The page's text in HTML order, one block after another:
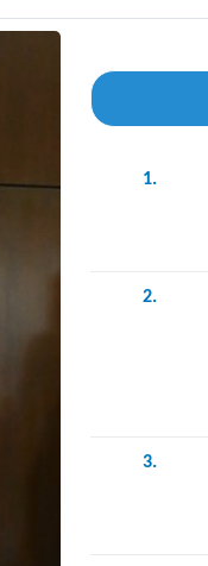
1.
2.
3.